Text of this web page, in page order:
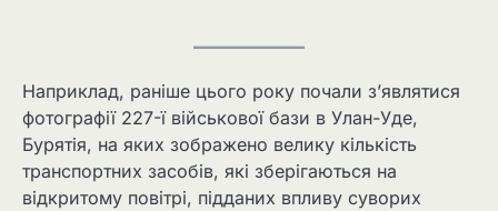
Наприклад, раніше цього року почали з’являтися
фотографії 227-ї військової бази в Улан-Уде,
Бурятія, на яких зображено велику кількість
транспортних засобів, які зберігаються на
відкритому повітрі, підданих впливу суворих